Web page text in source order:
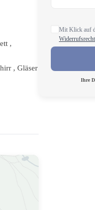
,
, Gläser
Mit Klick auf
Ihre